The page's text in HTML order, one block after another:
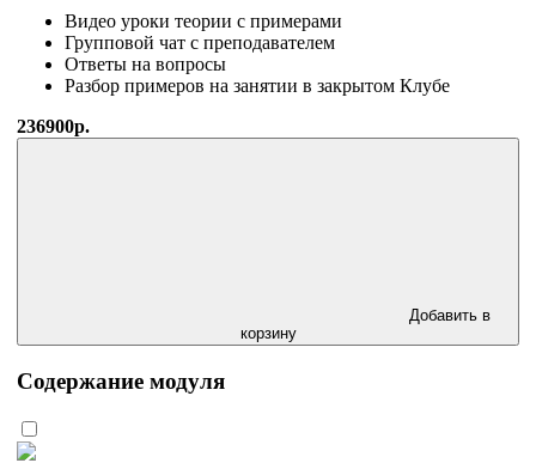
Видео уроки теории с примерами
Групповой чат с преподавателем
Ответы на вопросы
Разбор примеров на занятии в закрытом Клубе
236900р.
Добавить в
корзину
Содержание модуля